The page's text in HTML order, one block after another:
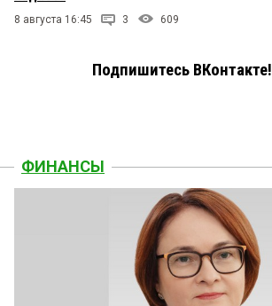
8 августа 16:45 3 609
Подпишитесь ВКонтакте!
ФИНАНСЫ